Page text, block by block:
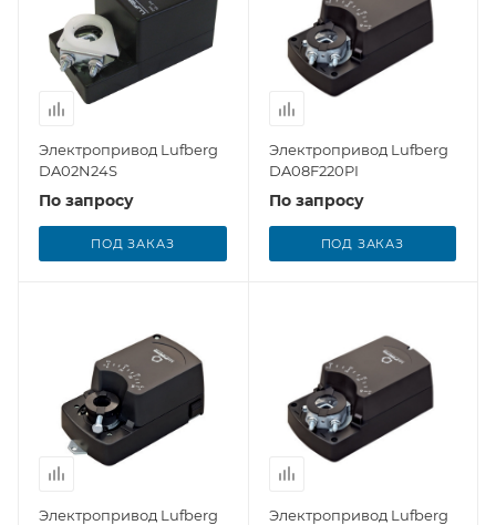
Электропривод Lufberg
DA02N24S
По запросу
ПОД ЗАКАЗ
Электропривод Lufberg
DA08F220PI
По запросу
ПОД ЗАКАЗ
Электропривод Lufberg
Электропривод Lufberg